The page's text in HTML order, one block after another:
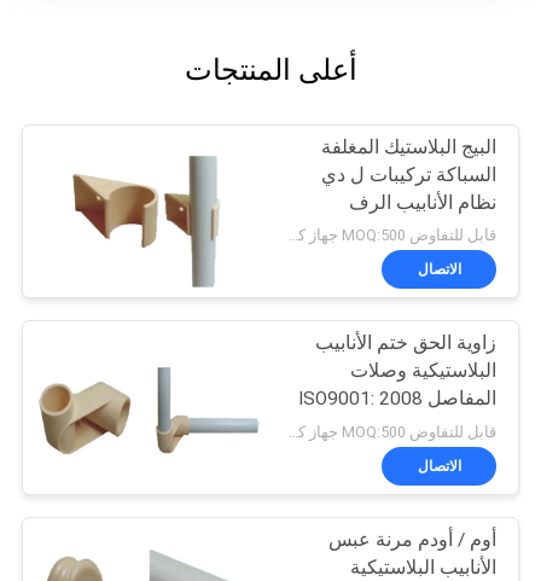
أعلى المنتجات
البيج البلاستيك المغلفة
السباكة تركيبات ل دي
نظام الأنابيب الرف
قابل للتفاوض MOQ:500 جهاز كمبيوتر شخصى
الاتصال
زاوية الحق ختم الأنابيب
البلاستيكية وصلات
المفاصل ISO9001: 2008
قابل للتفاوض MOQ:500 جهاز كمبيوتر شخصى
الاتصال
أوم / أودم مرنة عبس
الأنابيب البلاستيكية